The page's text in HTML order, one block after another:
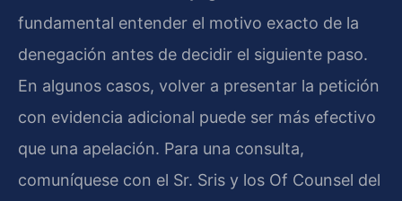
fundamental entender el motivo exacto de la
denegación antes de decidir el siguiente paso.
En algunos casos, volver a presentar la petición
con evidencia adicional puede ser más efectivo
que una apelación. Para una consulta,
comuníquese con el Sr. Sris y los Of Counsel del